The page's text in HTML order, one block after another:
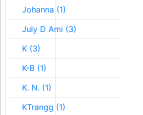
Johanna (1)
July D Ami (3)
K (3)
K-B (1)
K. N. (1)
KTrangg (1)